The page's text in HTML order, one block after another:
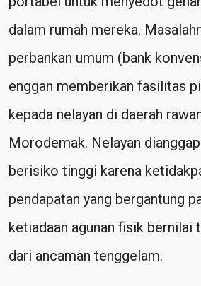
dalam rumah mereka.
perbankan umum (bank
enggan memberikan fasilitas
kepada nelayan di daerah
Morodemak. Nelayan
berisiko tinggi karena
pendapatan yang bergantung
ketiadaan agunan fisik bernilai
dari ancaman tenggelam.